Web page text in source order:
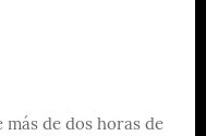
más de dos horas de